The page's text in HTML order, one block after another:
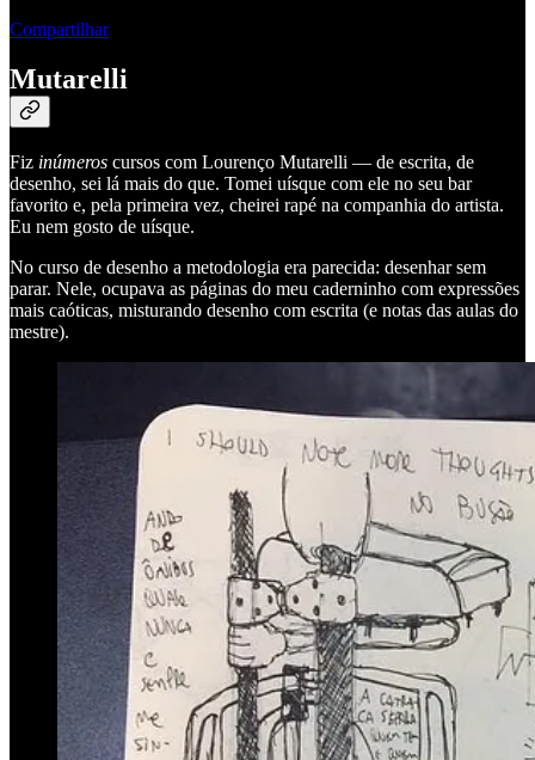
Compartilhar
Mutarelli
Fiz inúmeros cursos com Lourenço Mutarelli — de escrita, de
desenho, sei lá mais do que. Tomei uísque com ele no seu bar
favorito e, pela primeira vez, cheirei rapé na companhia do artista.
Eu nem gosto de uísque.
No curso de desenho a metodologia era parecida: desenhar sem
parar. Nele, ocupava as páginas do meu caderninho com expressões
mais caóticas, misturando desenho com escrita (e notas das aulas do
mestre).